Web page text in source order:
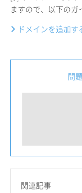
ますので、以下のガ
ドメインを追加す
問
関連記事